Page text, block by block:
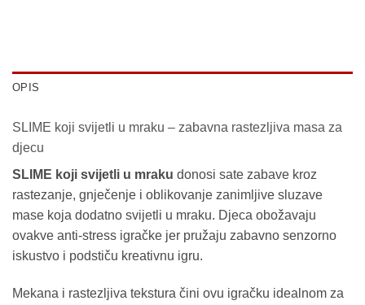
OPIS
SLIME koji svijetli u mraku – zabavna rastezljiva masa za
djecu
SLIME koji svijetli u mraku donosi sate zabave kroz
rastezanje, gnječenje i oblikovanje zanimljive sluzave
mase koja dodatno svijetli u mraku. Djeca obožavaju
ovakve anti-stress igračke jer pružaju zabavno senzorno
iskustvo i podstiču kreativnu igru.
Mekana i rastezljiva tekstura čini ovu igračku idealnom za